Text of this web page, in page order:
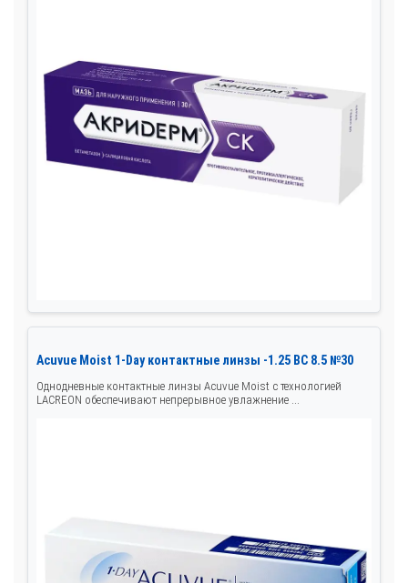
Acuvue Moist 1-Day контактные линзы -1.25 BC 8.5 №30
Однодневные контактные линзы Acuvue Moist с технологией
LACREON обеспечивают непрерывное увлажнение ...